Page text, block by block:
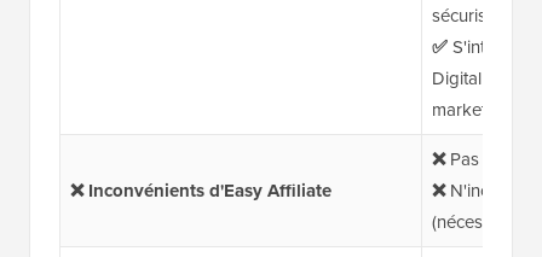
sécuriser les
✅S'intègre
Digital
marketing
❌ Inconvénients d'Easy Affiliate
❌Pas
❌N'inclut
(nécessite un